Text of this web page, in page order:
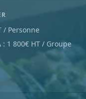
/ Personne
: 1 800€ HT / Groupe